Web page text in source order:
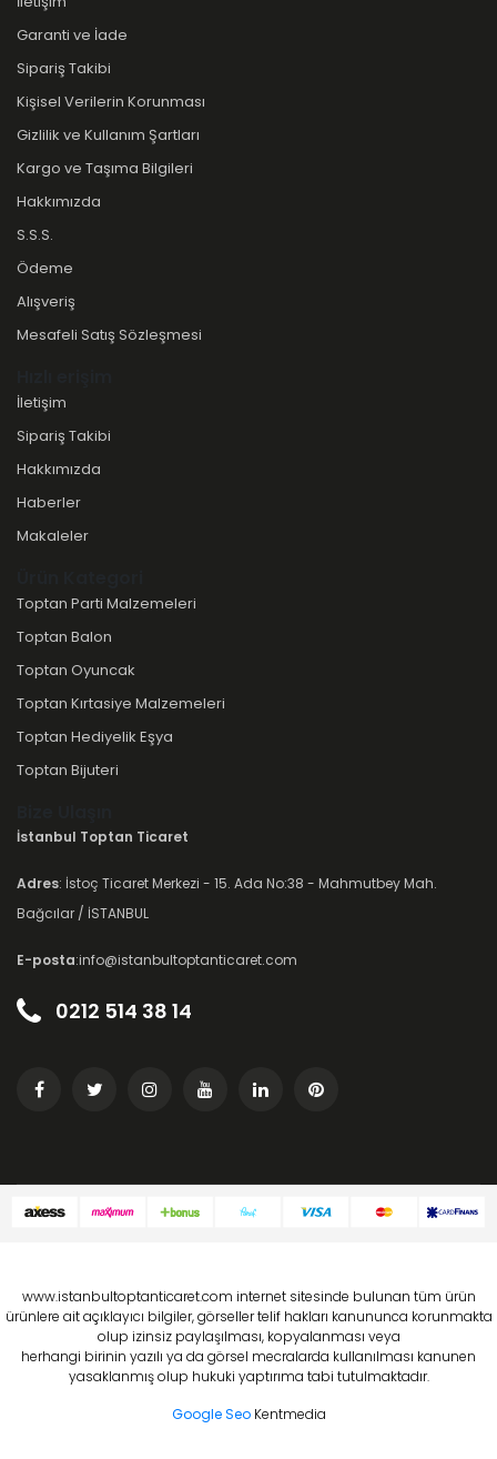
Garanti ve İade
Sipariş Takibi
Kişisel Verilerin Korunması
Gizlilik ve Kullanım Şartları
Kargo ve Taşıma Bilgileri
Hakkımızda
S.S.S.
Ödeme
Alışveriş
Mesafeli Satış Sözleşmesi
İletişim
Sipariş Takibi
Hakkımızda
Haberler
Makaleler
Toptan Parti Malzemeleri
Toptan Balon
Toptan Oyuncak
Toptan Kırtasiye Malzemeleri
Toptan Hediyelik Eşya
Toptan Bijuteri
İstanbul Toptan Ticaret
Adres: İstoç Ticaret Merkezi - 15. Ada No:38 - Mahmutbey Mah.
Bağcılar / İSTANBUL
E-posta:info@istanbultoptanticaret.com
0212 514 38 14
www.istanbultoptanticaret.com internet sitesinde bulunan tüm ürün
ürünlere ait açıklayıcı bilgiler, görseller telif hakları kanununca korunmakta
olup izinsiz paylaşılması, kopyalanması veya
herhangi birinin yazılı ya da görsel mecralarda kullanılması kanunen
yasaklanmış olup hukuki yaptırıma tabi tutulmaktadır.
Google Seo Kentmedia